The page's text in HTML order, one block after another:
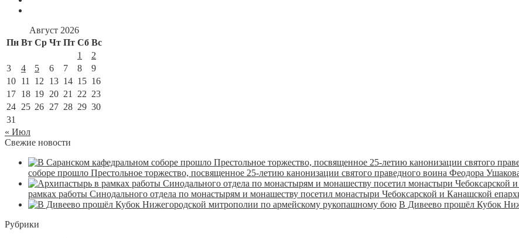
Август 2026
Пн Вт Ср Чт Пт Сб Вс
1
2
3
4 5 6 7 8
9
10 11 12 13 14 15 16
17 18 19 20 21 22 23
24 25 26 27 28 29 30
31
« Июл
Свежие новости
соборе прошло Престольное торжество, посвященное 25-летию канонизации святого праведного воина Феодора
рамках работы Синодального отдела по монастырям и монашеству посетил монастыри Чебоксарской и Канашской
В Дивеево прошёл Кубок
Рубрики